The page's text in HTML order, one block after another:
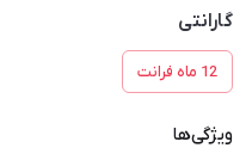
گارانتی
12 ماه فرانت
ویژگی‌ها